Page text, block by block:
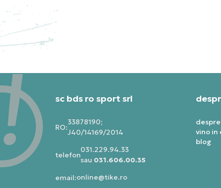
sc bds ro sport srl
RO:
33878190;
J40/14169/2014
telefon:
031.229.94.33
sau 031.606.00.35
email:online@tike.ro
vino in
blog